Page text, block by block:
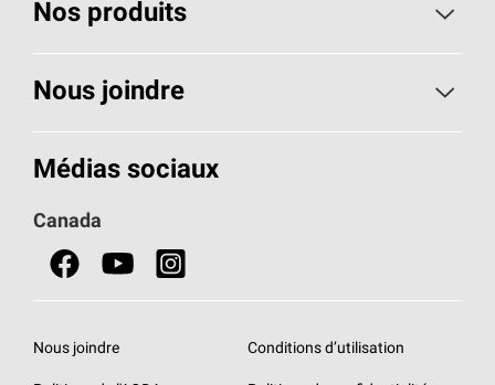
Nos produits
Toiture
Isolants pour usage résidentiel
Portes
Nous joindre
Composez le 1 800 438-7465
Médias sociaux
Canada
Nous joindre Conditions d’utilisation